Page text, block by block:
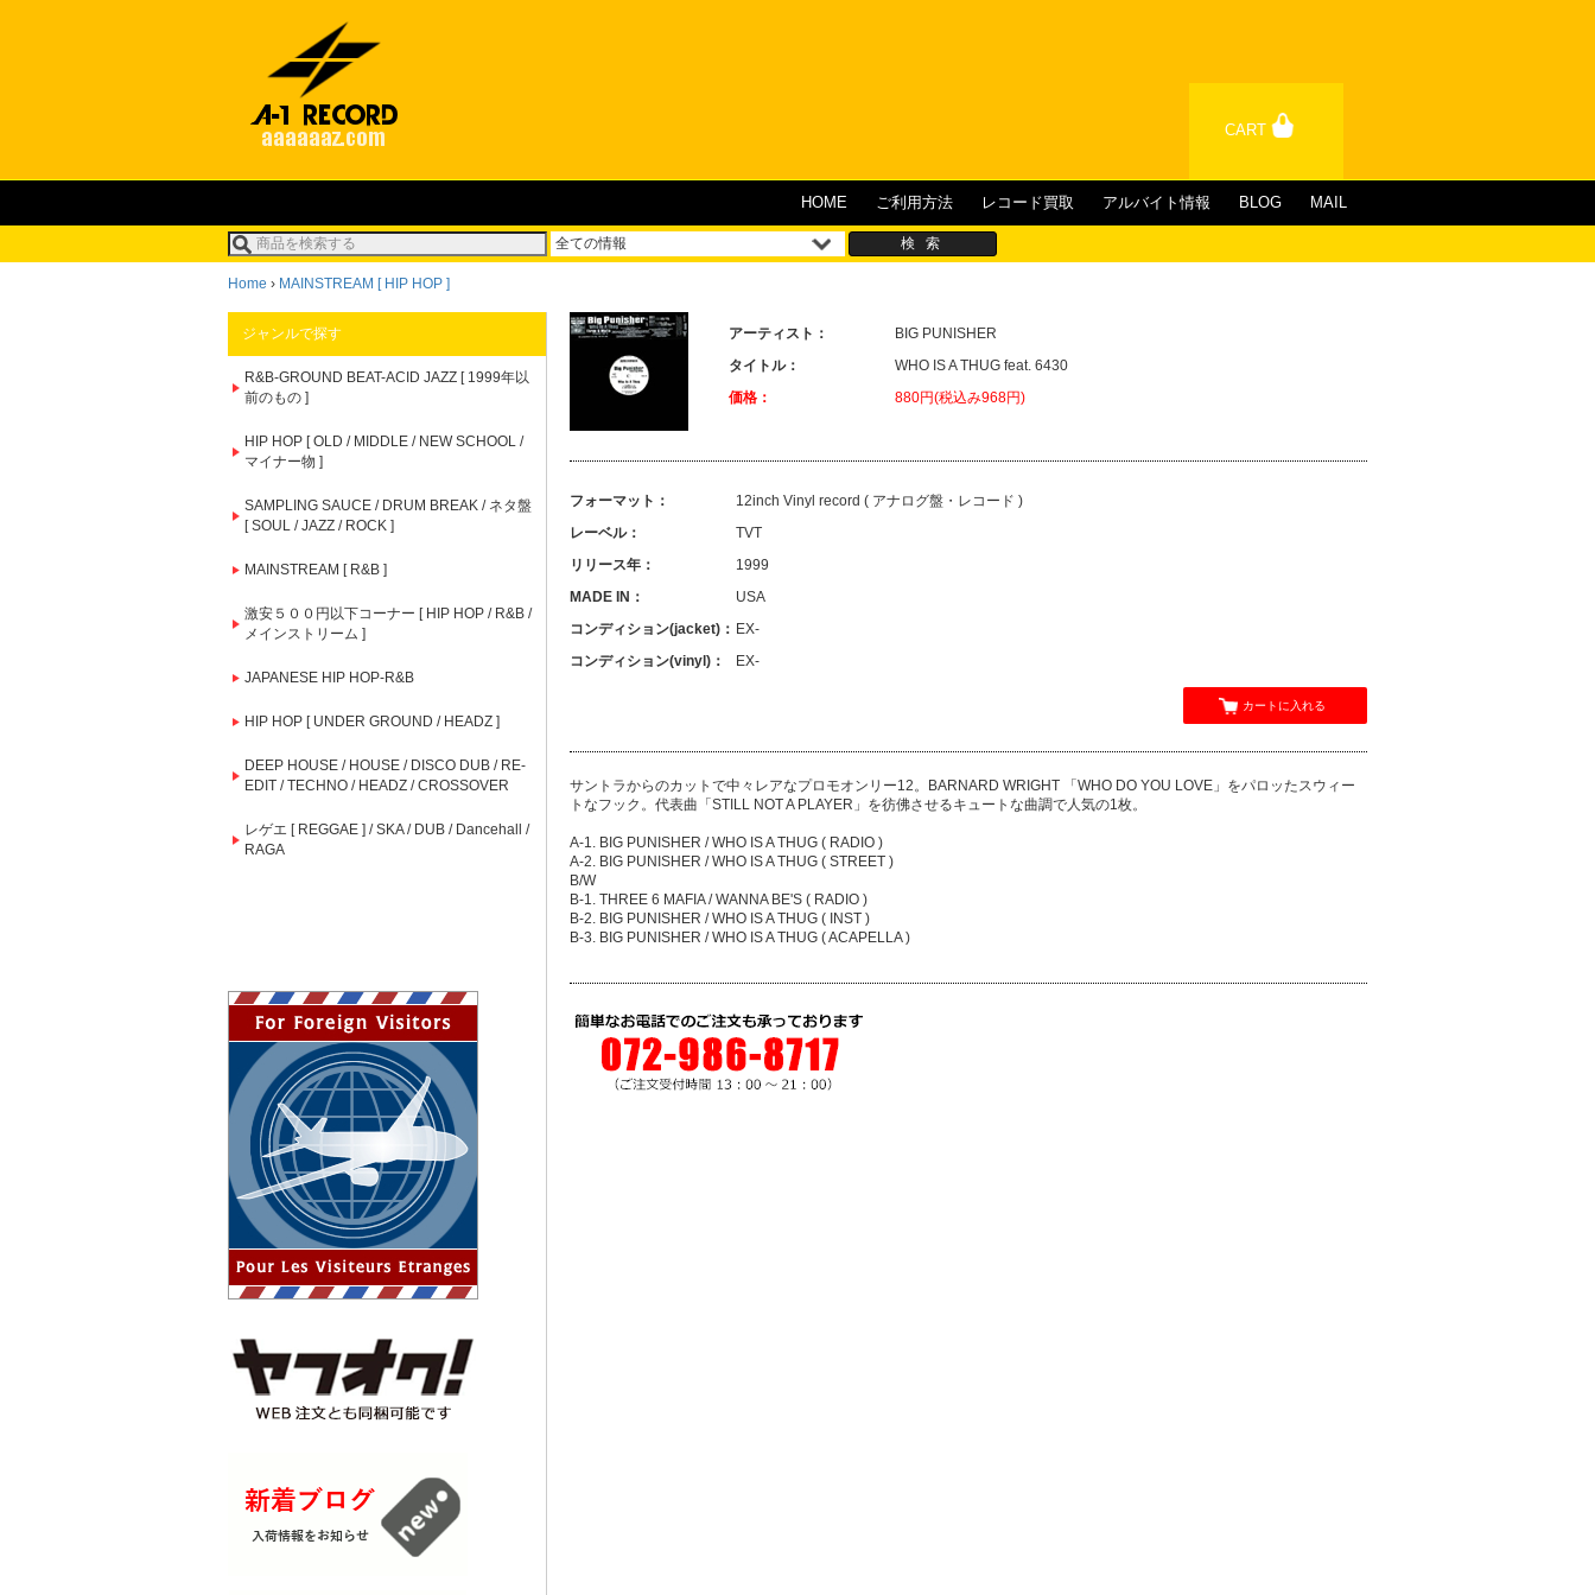
CART
HOME ご利用方法 レコード買取 アルバイト情報 BLOG MAIL
Home › MAINSTREAM [ HIP HOP ]
ジャンルで探す
R&B-GROUND BEAT-ACID JAZZ [ 1999年以
前のもの ]
HIP HOP [ OLD / MIDDLE / NEW SCHOOL /
マイナー物 ]
SAMPLING SAUCE / DRUM BREAK / ネタ盤
[ SOUL / JAZZ / ROCK ]
MAINSTREAM [ R&B ]
激安５００円以下コーナー [ HIP HOP / R&B /
メインストリーム ]
JAPANESE HIP HOP-R&B
HIP HOP [ UNDER GROUND / HEADZ ]
DEEP HOUSE / HOUSE / DISCO DUB / RE-
EDIT / TECHNO / HEADZ / CROSSOVER
レゲエ [ REGGAE ] / SKA / DUB / Dancehall /
RAGA
アーティスト：
BIG PUNISHER
タイトル：
WHO IS A THUG feat. 6430
価格：
880円(税込み968円)
フォーマット：
12inch Vinyl record ( アナログ盤・レコード )
レーベル：
TVT
リリース年：
1999
MADE IN：
USA
コンディション(jacket)： EX-
コンディション(vinyl)：
EX-
カートに入れる
サントラからのカットで中々レアなプロモオンリー12。BARNARD WRIGHT 「WHO DO YOU LOVE」をパロッたスウィー
トなフック。代表曲「STILL NOT A PLAYER」を彷佛させるキュートな曲調で人気の1枚。
A-1. BIG PUNISHER / WHO IS A THUG ( RADIO )
A-2. BIG PUNISHER / WHO IS A THUG ( STREET )
B/W
B-1. THREE 6 MAFIA / WANNA BE'S ( RADIO )
B-2. BIG PUNISHER / WHO IS A THUG ( INST )
B-3. BIG PUNISHER / WHO IS A THUG ( ACAPELLA )